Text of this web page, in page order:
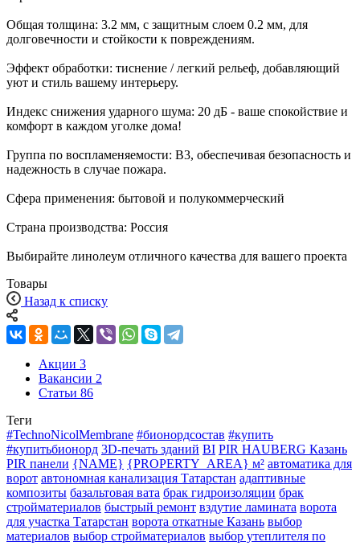
Общая толщина: 3.2 мм, с защитным слоем 0.2 мм, для
долговечности и стойкости к повреждениям.
Эффект обработки: тиснение / легкий рельеф, добавляющий
уют и стиль вашему интерьеру.
Индекс снижения ударного шума: 20 дБ - ваше спокойствие и
комфорт в каждом уголке дома!
Группа по воспламеняемости: В3, обеспечивая безопасность и
надежность в случае пожара.
Сфера применения: бытовой и полукоммерческий
Страна производства: Россия
Выбирайте линолеум отличного качества для вашего проекта
Товары
Назад к списку
Акции 3
Вакансии 2
Статьи 86
Теги
#TechnoNicolMembrane #бионордсостав #купить
#купитьбионорд 3D-печать зданий BI PIR HAUBERG Казань
PIR панели {NAME} {PROPERTY_AREA} м² автоматика для
ворот автономная канализация Татарстан адаптивные
композиты базальтовая вата брак гидроизоляции брак
стройматериалов быстрый ремонт вздутие ламината ворота
для участка Татарстан ворота откатные Казань выбор
материалов выбор стройматериалов выбор утеплителя по